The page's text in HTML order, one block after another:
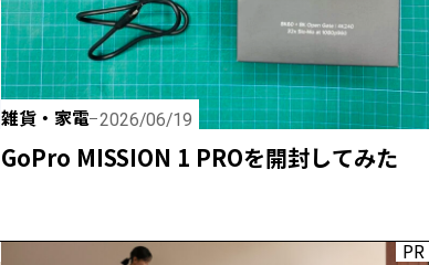
雑貨・家電 2026/06/19
GoPro MISSION 1 PROを開封してみた
PR